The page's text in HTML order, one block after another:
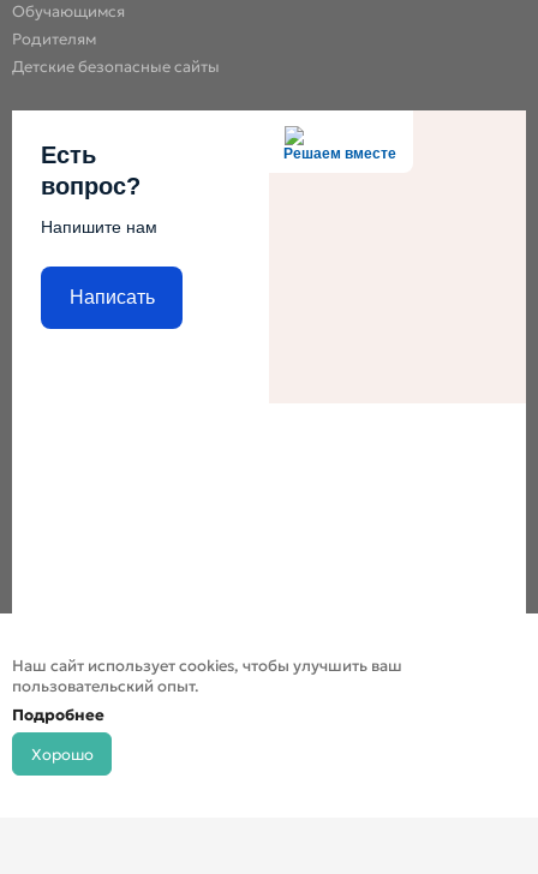
Обучающимся
Родителям
Детские безопасные сайты
Решаем вместе
Есть
вопрос?
Напишите нам
Написать
Наш сайт использует cookies, чтобы улучшить ваш
пользовательский опыт.
Подробнее
Хорошо